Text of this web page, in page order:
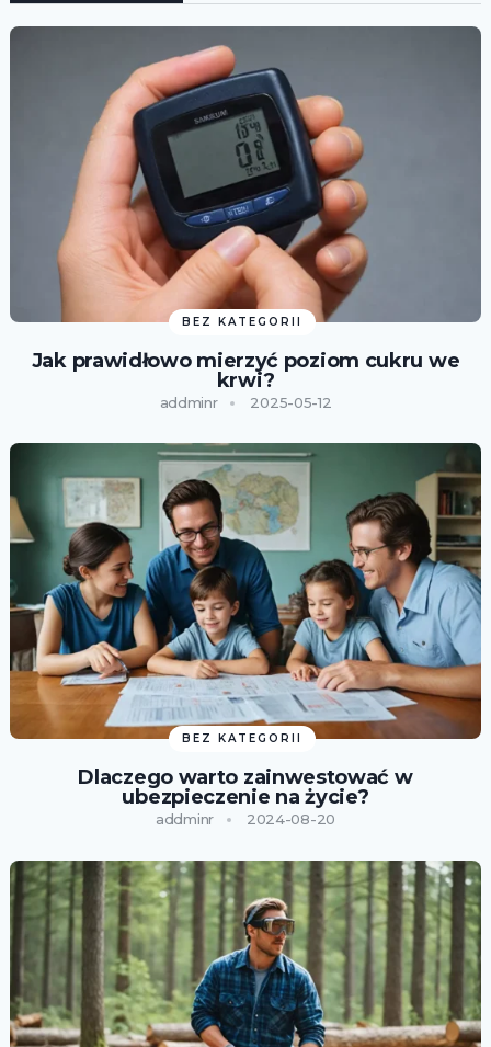
BEZ KATEGORII
Jak prawidłowo mierzyć poziom cukru we
krwi?
addminr 2025-05-12
BEZ KATEGORII
Dlaczego warto zainwestować w
ubezpieczenie na życie?
addminr 2024-08-20